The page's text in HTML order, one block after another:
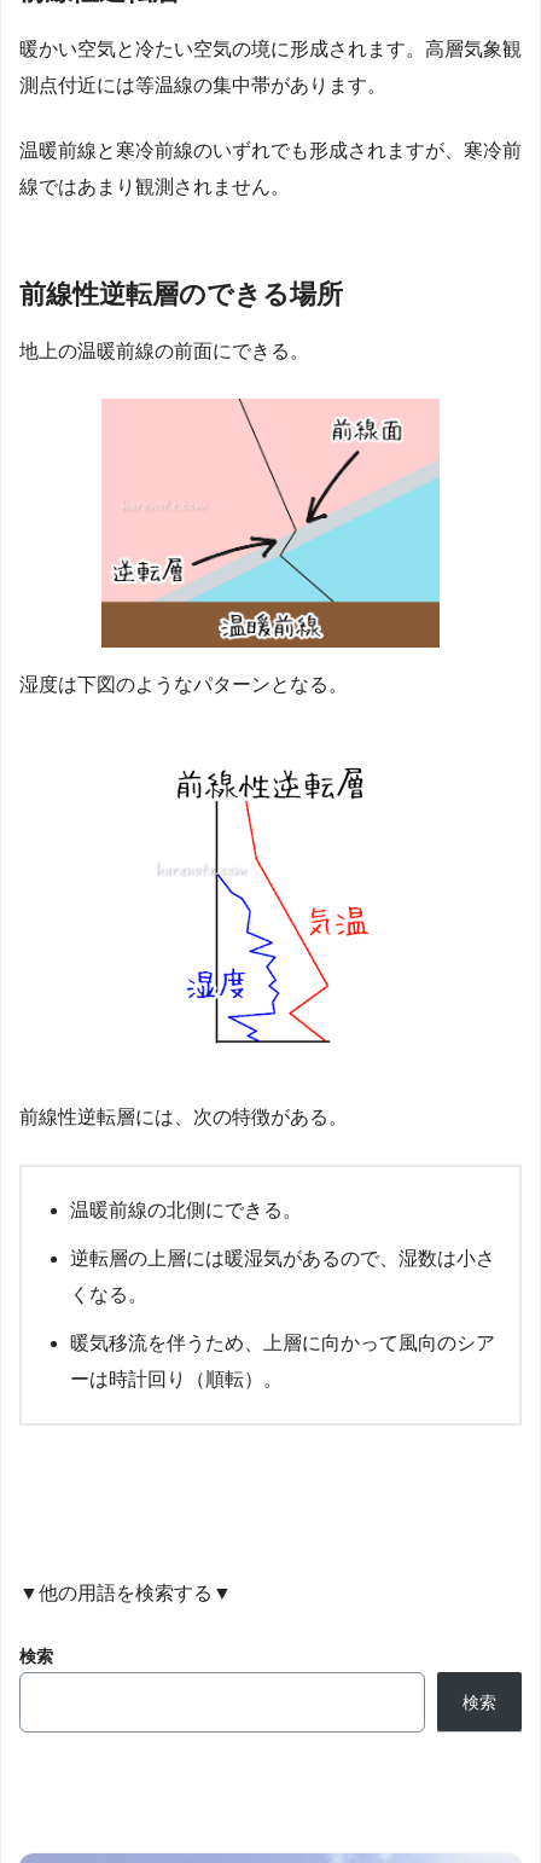
暖かい空気と冷たい空気の境に形成されます。高層気象観
測点付近には等温線の集中帯があります。
温暖前線と寒冷前線のいずれでも形成されますが、寒冷前
線ではあまり観測されません。
前線性逆転層のできる場所
地上の温暖前線の前面にできる。
湿度は下図のようなパターンとなる。
前線性逆転層には、次の特徴がある。
温暖前線の北側にできる。
逆転層の上層には暖湿気があるので、湿数は小さ
くなる。
暖気移流を伴うため、上層に向かって風向のシア
ーは時計回り（順転）。
▼他の用語を検索する▼
検索
検索